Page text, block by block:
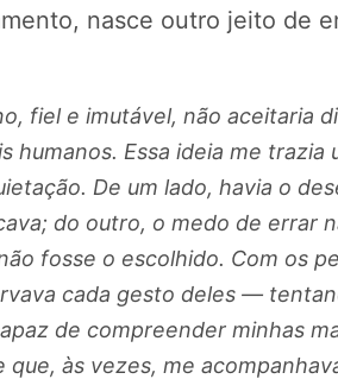
nasce outro jeito de
fiel e imutável, não aceitaria
humanos. Essa ideia me trazia
De um lado, havia o
do outro, o medo de errar
fosse o escolhido. Com os
cada gesto deles —
de compreender minhas
que, às vezes, me